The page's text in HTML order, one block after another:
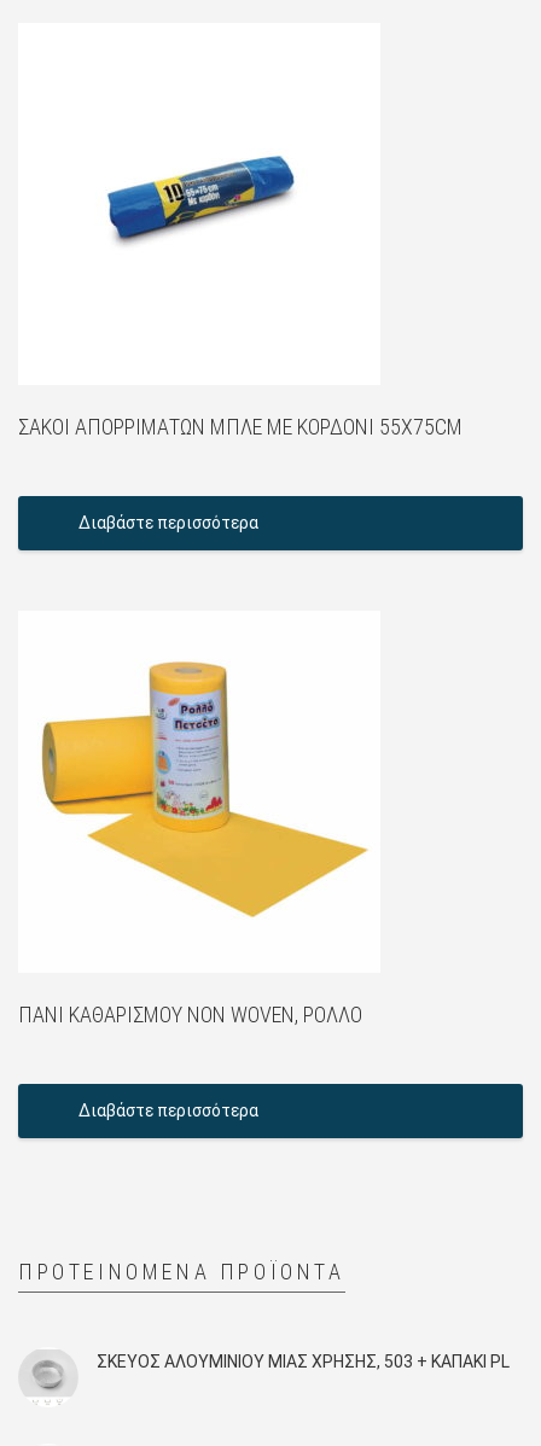
ΣΆΚΟΙ ΑΠΟΡΡΙΜΆΤΩΝ ΜΠΛΈ ΜΕ ΚΟΡΔΌΝΙ 55X75CM
Διαβάστε περισσότερα
ΠΑΝΊ ΚΑΘΑΡΙΣΜΟΎ NON WOVEN, ΡΟΛΛΌ
Διαβάστε περισσότερα
ΠΡΟΤΕΙΝΌΜΕΝΑ ΠΡΟΪΌΝΤΑ
ΣΚΕΎΟΣ ΑΛΟΥΜΙΝΊΟΥ ΜΙΑΣ ΧΡΉΣΗΣ, 503 + KAΠΑΚΙ PL